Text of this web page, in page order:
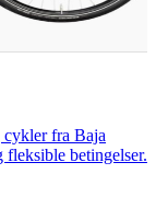
fra Baja
betingelser.